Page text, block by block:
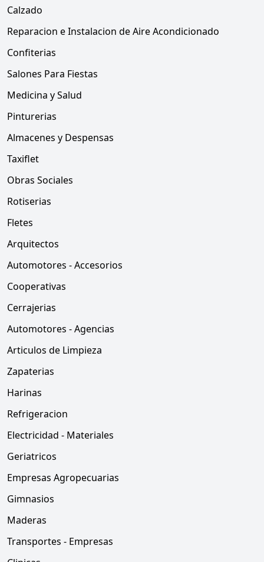
Calzado
Reparacion e Instalacion de Aire Acondicionado
Confiterias
Salones Para Fiestas
Medicina y Salud
Pinturerias
Almacenes y Despensas
Taxiflet
Obras Sociales
Rotiserias
Fletes
Arquitectos
Automotores - Accesorios
Cooperativas
Cerrajerias
Automotores - Agencias
Articulos de Limpieza
Zapaterias
Harinas
Refrigeracion
Electricidad - Materiales
Geriatricos
Empresas Agropecuarias
Gimnasios
Maderas
Transportes - Empresas